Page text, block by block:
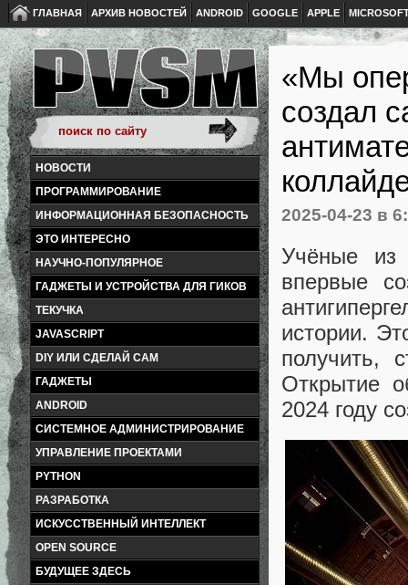
ГЛАВНАЯ АРХИВ НОВОСТЕЙ ANDROID GOOGLE APPLE
НОВОСТИ
ПРОГРАММИРОВАНИЕ
ИНФОРМАЦИОННАЯ БЕЗОПАСНОСТЬ
ЭТО ИНТЕРЕСНО
НАУЧНО-ПОПУЛЯРНОЕ
ГАДЖЕТЫ И УСТРОЙСТВА ДЛЯ ГИКОВ
ТЕКУЧКА
JAVASCRIPT
DIY ИЛИ СДЕЛАЙ САМ
ГАДЖЕТЫ
ANDROID
СИСТЕМНОЕ АДМИНИСТРИРОВАНИЕ
УПРАВЛЕНИЕ ПРОЕКТАМИ
PYTHON
РАЗРАБОТКА
ИСКУССТВЕННЫЙ ИНТЕЛЛЕКТ
OPEN SOURCE
БУДУЩЕЕ ЗДЕСЬ
«Мы
создал
2025-04-23 в
Учёные из
впервые
истории.
получить,
Открытие
2024 году